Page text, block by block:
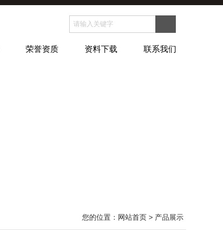
荣誉资质 资料下载 联系我们
您的位置： 网站首页 > 产品展示